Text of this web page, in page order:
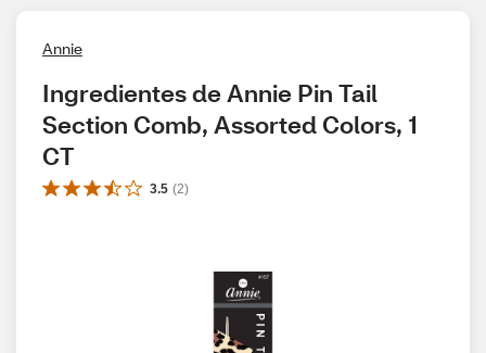
Annie
Ingredientes de Annie Pin Tail
Section Comb, Assorted Colors, 1
CT
3.5 (2)